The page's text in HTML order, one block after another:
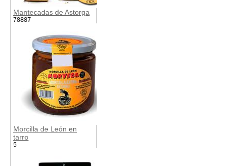
Mantecadas de Astorga
78887
Morcilla de León en
tarro
5